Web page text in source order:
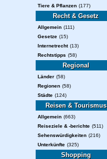
Tiere & Pflanzen (177)
Recht & Gesetz
Allgemein (111)
Gesetze (15)
Internetrecht (13)
Rechtstipps (58)
Regional
Länder (58)
Regionen (58)
Städte (124)
Reisen & Tourismus
Allgemein (663)
Reiseziele & -berichte (511)
Sehenswürdigkeiten (216)
Unterkünfte (325)
Shopping